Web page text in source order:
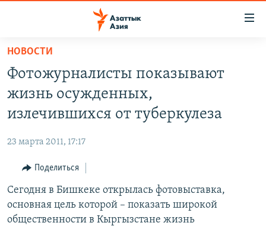
Вернуться
основному
содержанию
главной
навигации
Вернутся
поиску
КАЗАХСТАН
ТАДЖИКИСТАН
НОВОСТИ
ВОЙНА В УКРАИНЕ
ҚАЗАҚША
КЫРГЫЗЧА
ЎЗБЕКЧА
Все сайты РСЕ/РС
НОВОСТИ
Фотожурналисты показывают
жизнь осужденных,
излечившихся от туберкулеза
23 марта 2011, 17:17
Поделиться
Сегодня в Бишкеке открылась фотовыставка,
основная цель которой – показать широкой
общественности в Кыргызстане жизнь